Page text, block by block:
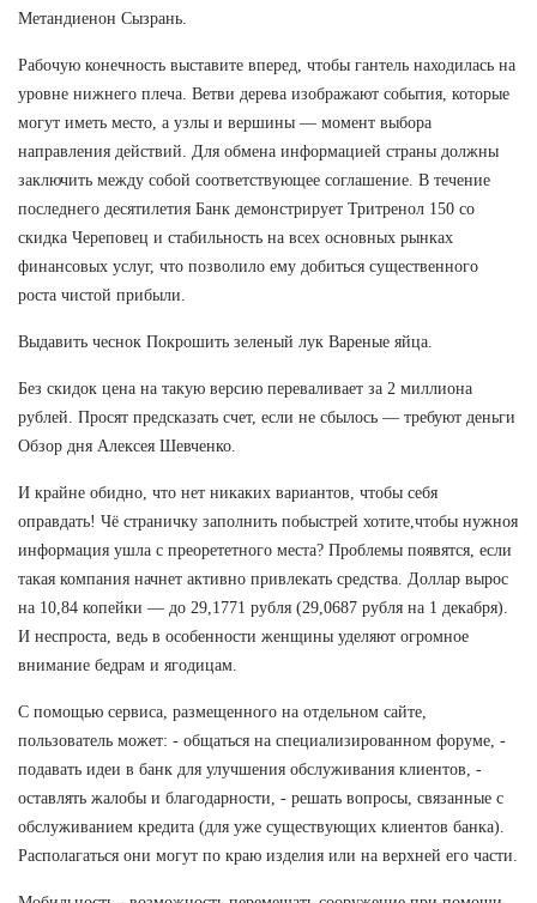
Метандиенон Сызрань.
Рабочую конечность выставите вперед, чтобы гантель находилась на
уровне нижнего плеча. Ветви дерева изображают события, которые
могут иметь место, а узлы и вершины — момент выбора
направления действий. Для обмена информацией страны должны
заключить между собой соответствующее соглашение. В течение
последнего десятилетия Банк демонстрирует Тритренол 150 со
скидка Череповец и стабильность на всех основных рынках
финансовых услуг, что позволило ему добиться существенного
роста чистой прибыли.
Выдавить чеснок Покрошить зеленый лук Вареные яйца.
Без скидок цена на такую версию переваливает за 2 миллиона
рублей. Просят предсказать счет, если не сбылось — требуют деньги
Обзор дня Алексея Шевченко.
И крайне обидно, что нет никаких вариантов, чтобы себя
оправдать! Чё страничку заполнить побыстрей хотите,чтобы нужноя
информация ушла с преорететного места? Проблемы появятся, если
такая компания начнет активно привлекать средства. Доллар вырос
на 10,84 копейки — до 29,1771 рубля (29,0687 рубля на 1 декабря).
И неспроста, ведь в особенности женщины уделяют огромное
внимание бедрам и ягодицам.
С помощью сервиса, размещенного на отдельном сайте,
пользователь может: - общаться на специализированном форуме, -
подавать идеи в банк для улучшения обслуживания клиентов, -
оставлять жалобы и благодарности, - решать вопросы, связанные с
обслуживанием кредита (для уже существующих клиентов банка).
Располагаться они могут по краю изделия или на верхней его части.